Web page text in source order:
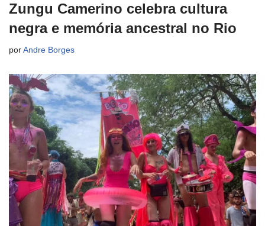
Zungu Camerino celebra cultura
negra e memória ancestral no Rio
por Andre Borges